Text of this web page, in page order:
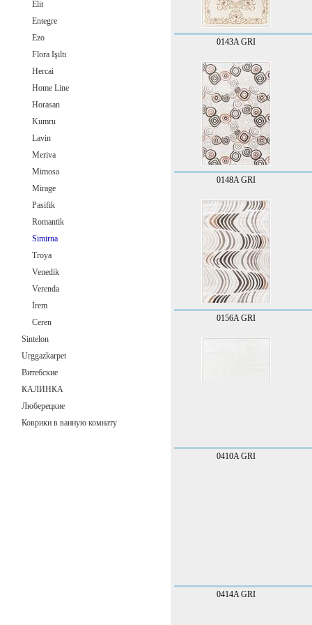
0143A GRI
0148A GRI
0156A GRI
0410A GRI
0414A GRI
Elit
Entegre
Ezo
Flora Işıltı
Hercai
Home Line
Horasan
Kumru
Lavin
Meriva
Mimosa
Mirage
Pasifik
Romantik
Simirna
Troya
Venedik
Verenda
İrem
Сeren
Sintelon
Urggazkarpet
Витебские
КАЛИНКА
Люберецкие
Коврики в ванную комнату